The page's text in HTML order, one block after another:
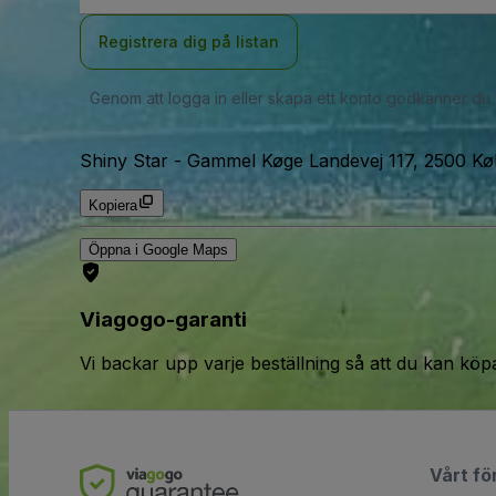
Registrera dig på listan
Genom att logga in eller skapa ett konto godkänner du
Shiny Star - Gammel Køge Landevej 117, 2500
Kopiera
Öppna i Google Maps
Viagogo-garanti
Vi backar upp varje beställning så att du kan
Vårt